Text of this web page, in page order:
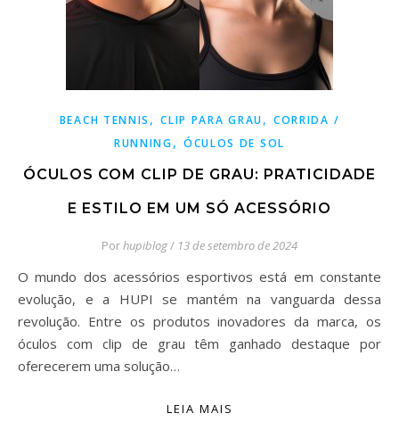
BEACH TENNIS ,CLIP PARA GRAU, CORRIDA /
RUNNING, ÓCULOS DE SOL
ÓCULOS COM CLIP DE GRAU: PRATICIDADE
E ESTILO EM UM SÓ ACESSÓRIO
Porhupiblog/ 13 de setembro de 2024
O mundo dos acessórios esportivos está em constante
evolução, e a HUPI se mantém na vanguarda dessa
revolução. Entre os produtos inovadores da marca, os
óculos com clip de grau têm ganhado destaque por
oferecerem uma solução…
LEIA MAIS